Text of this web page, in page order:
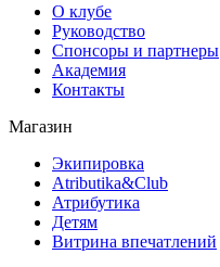
О клубе
Руководство
Спонсоры и партнеры
Академия
Контакты
Магазин
Экипировка
Atributika&Club
Атрибутика
Детям
Витрина впечатлений